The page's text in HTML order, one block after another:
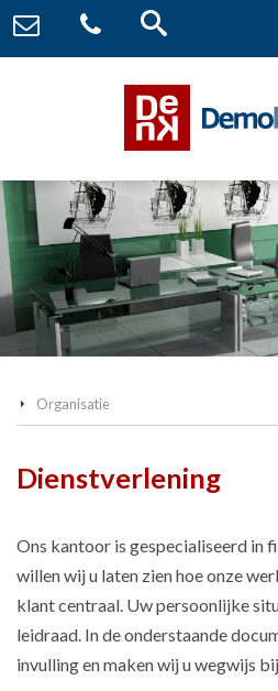
Organisatie
Dienstverlening
Ons kantoor is gespecialiseerd in
willen wij u laten zien hoe onze
klant centraal. Uw persoonlijke
leidraad. In de onderstaande
invulling en maken wij u wegwijs